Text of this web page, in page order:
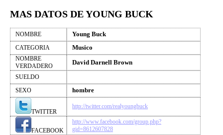
MAS DATOS DE YOUNG BUCK
NOMBRE Young Buck
CATEGORIA Musico
NOMBRE
VERDADERO
David Darnell Brown
SUELDO
SEXO
hombre
TWITTER
http://twitter.com/realyoungbuck
FACEBOOK
http://www.facebook.com/group.php?
gid=8612607828